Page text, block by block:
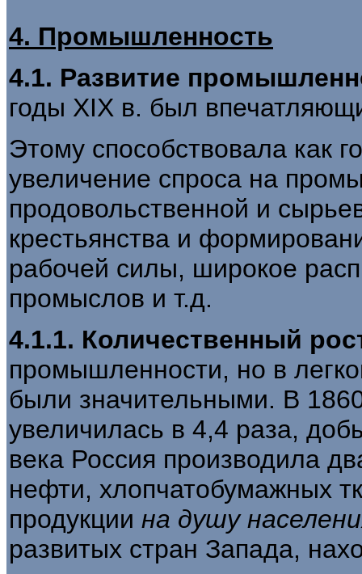
4. Промышленность
4.1. Развитие
годы XIX в. был
Этому способствовала как
увеличение спроса на
продовольственной и
крестьянства и
рабочей силы, широкое
промыслов и т.д.
4.1.1. Количественный
промышленности, но в
были значительными. В
увеличилась в 4,4 раза,
века Россия производила
нефти, хлопчатобумажных
продукции на душу
развитых стран Запада,